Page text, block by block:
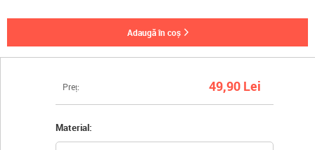
Preț: 49,90 Lei
Material:
adaugă în coș